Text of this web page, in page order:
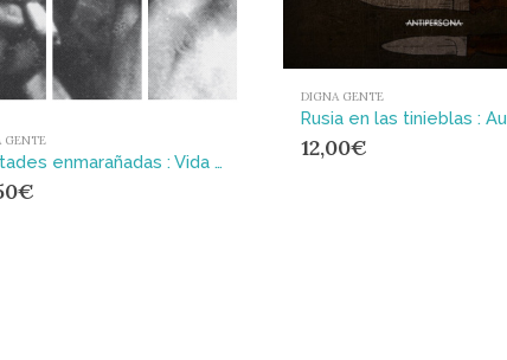
GENTE
Lealtades enmarañadas : Vida y época de Iliá Ehrenburg
€
DIGNA GENTE
12,00€